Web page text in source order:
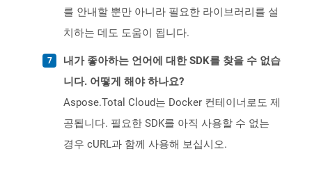
를 안내할 뿐만 아니라 필요한 라이브러리를 설
치하는 데도 도움이 됩니다.
내가 좋아하는 언어에 대한 SDK를 찾을 수 없습
니다. 어떻게 해야 하나요?
Aspose.Total Cloud는 Docker 컨테이너로도 제
공됩니다. 필요한 SDK를 아직 사용할 수 없는
경우 cURL과 함께 사용해 보십시오.